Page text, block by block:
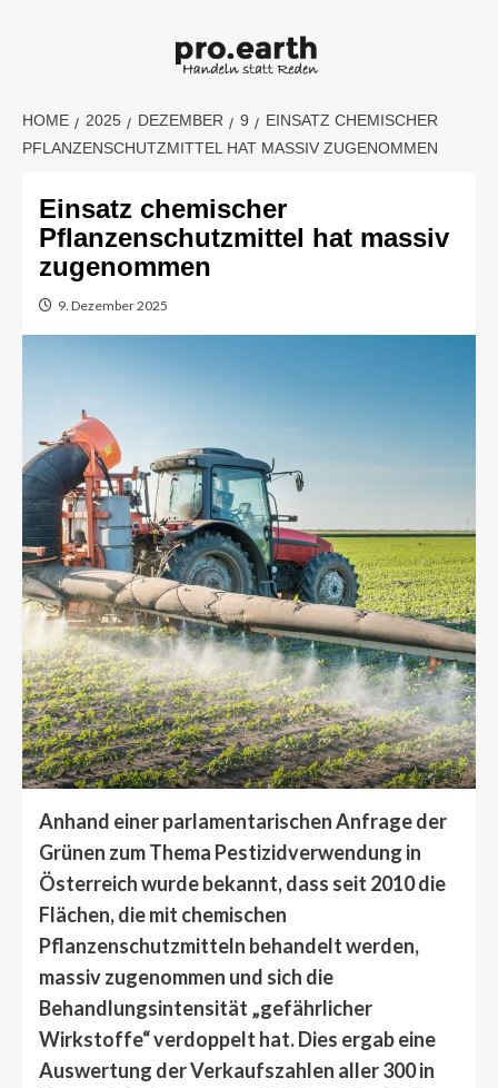
HOME 2025 DEZEMBER 9
EINSATZ CHEMISCHER
PFLANZENSCHUTZMITTEL HAT MASSIV ZUGENOMMEN
Einsatz chemischer
Pflanzenschutzmittel hat massiv
zugenommen
9. Dezember 2025
Anhand einer parlamentarischen Anfrage der
Grünen zum Thema Pestizidverwendung in
Österreich wurde bekannt, dass seit 2010 die
Flächen, die mit chemischen
Pflanzenschutzmitteln behandelt werden,
massiv zugenommen und sich die
Behandlungsintensität „gefährlicher
Wirkstoffe“ verdoppelt hat. Dies ergab eine
Auswertung der Verkaufszahlen aller 300 in